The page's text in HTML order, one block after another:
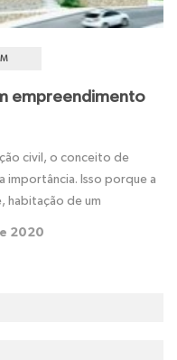
empreendimento
civil, o conceito de
importância. Isso porque a
habitação de um
2020